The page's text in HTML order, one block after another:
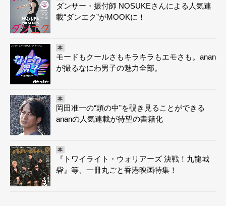
ダンサー・振付師 NOSUKEさんによる人気連
載“ダンエク”がMOOKに！
本
モードもクールさもキラキラもエモさも。anan
が撮るなにわ男子の魅力全部。
本
岡田准一の“頭の中”を覗き見ることができる
ananの人気連載が待望の書籍化
本
『トワイライト・ウォリアーズ 決戦！九龍城
砦』等、一冊丸ごと香港映画特集！